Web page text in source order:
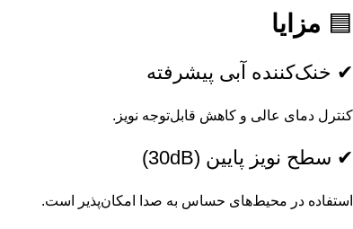
🟦 مزایا
✔ خنک‌کننده آبی پیشرفته
کنترل دمای عالی و کاهش قابل‌توجه نویز.
✔ سطح نویز پایین (30dB)
استفاده در محیط‌های حساس به صدا امکان‌پذیر است.